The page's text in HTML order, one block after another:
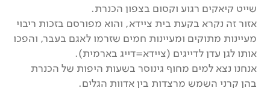
שייט קיאקים רגוע וקסום בצפון הכנרת.
אזור זה נקרא בקעת בית ציידא, והוא מפורסם בזכות ריבוי
מעיינות מתוקים ומעיינות חמים שזרמו לאגם בעבר, והפכו
אותו לגן עדן לדייגים (ציידא=דייג בארמית).
אנחנו נצא למים מחוף גינוסר בשעות היפות של הכנרת
בהן קרני השמש מרצדות בין אדוות הגלים.